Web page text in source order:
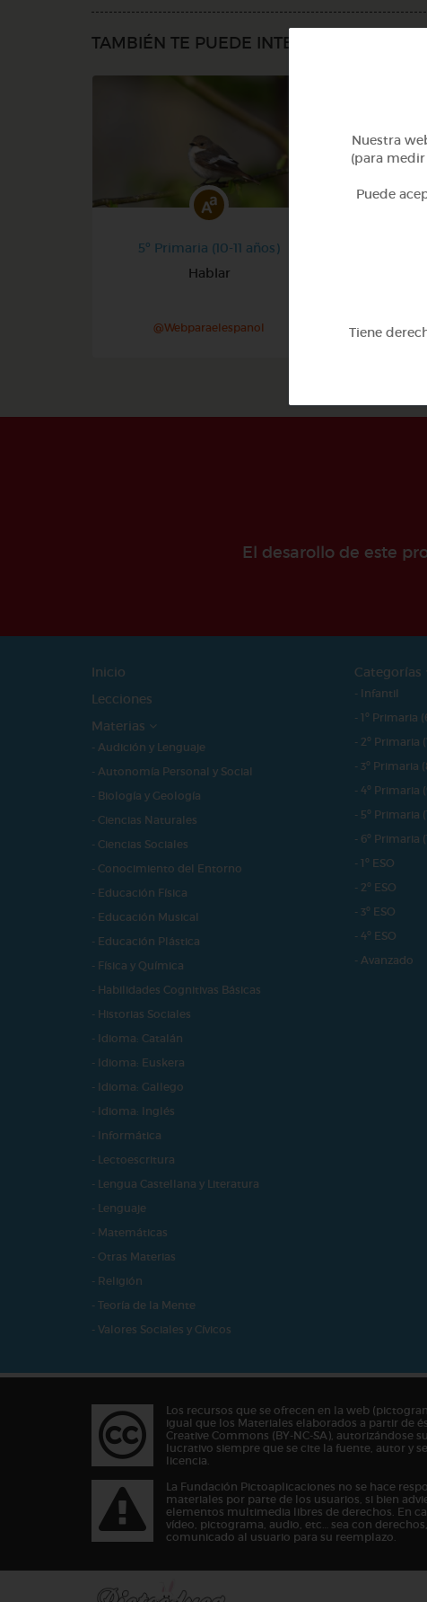
TAMBIÉN TE PUEDE INTERESAR
5º Primaria (10-11 años)
Hablar
@Webparaelespanol
5º
El desarollo de este
Inicio
Lecciones
Materias
- Audición y Lenguaje
- Autonomía Personal y Social
- Biología y Geología
- Ciencias Naturales
- Ciencias Sociales
- Conocimiento del Entorno
- Educación Física
- Educación Musical
- Educación Plástica
- Física y Química
- Habilidades Cognitivas Básicas
- Historias Sociales
- Idioma: Catalán
- Idioma: Euskera
- Idioma: Gallego
- Idioma: Inglés
- Informática
- Lectoescritura
- Lengua Castellana y Literatura
- Lenguaje
- Matemáticas
- Otras Materias
- Religión
- Teoría de la Mente
- Valores Sociales y Cívicos
Categorías
- Infantil
- 1º Primaria
- 2º Primaria
- 3º Primaria
- 4º Primaria
- 5º Primaria
- 6º Primaria
- 1º ESO
- 2º ESO
- 3º ESO
- 4º ESO
- Avanzado
Los recursos que se ofrecen en la web
igual que los Materiales elaborados a partir de
Creative Commons (BY-NC-SA), autorizándose
lucrativo siempre que se cite la fuente, autor y
licencia.
La Fundación Pictoaplicaciones no se hace
materiales por parte de los usuarios, si bien
elementos multimedia libres de derechos. En
vídeo, pictograma, audio, etc… sea con
comunicado al usuario para su reemplazo.
Nuestra
(para
Puede
Tiene